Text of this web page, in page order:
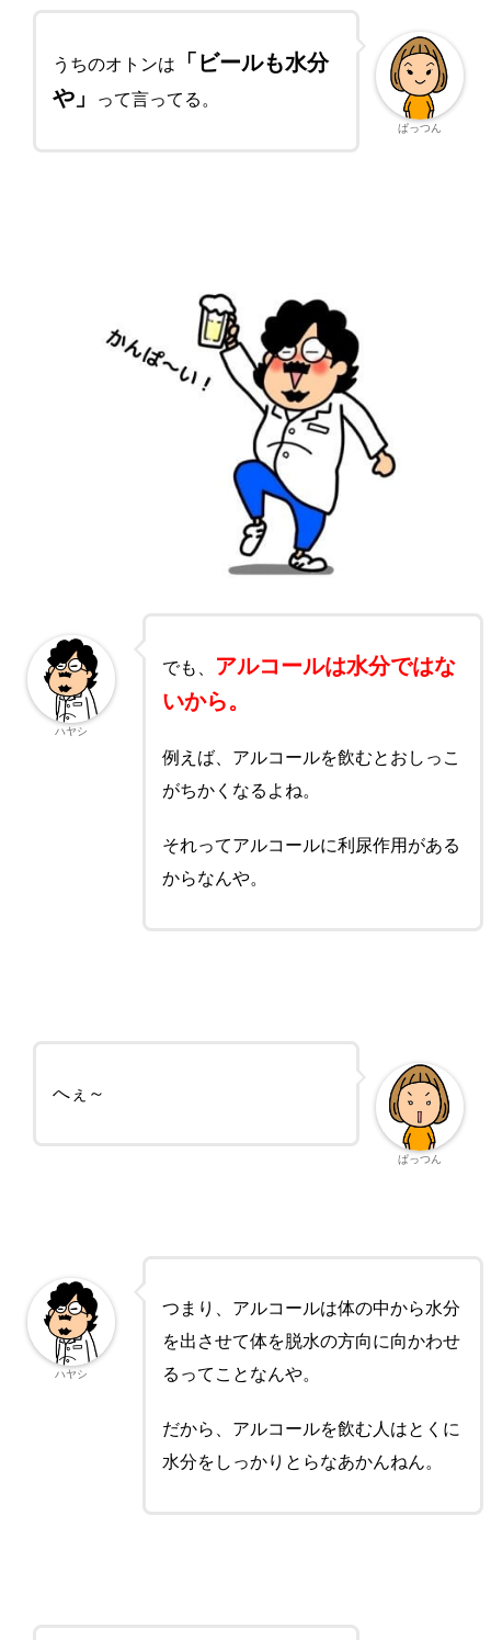
うちのオトンは
「ビールも水分
や」
って言ってる。
ぱっつん
でも、
アルコールは水分ではな
いから。
例えば、アルコールを飲むとおしっこ
がちかくなるよね。
それってアルコールに利尿作用がある
からなんや。
ハヤシ
へぇ～
ぱっつん
つまり、アルコールは体の中から水分
を出させて体を脱水の方向に向かわせ
るってことなんや。
だから、アルコールを飲む人はとくに
水分をしっかりとらなあかんねん。
ハヤシ